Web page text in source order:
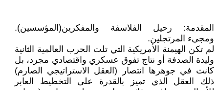
المقدمة: رحيل الفلاسفة والمفكرين(المؤسسين).
ومجيء المرتجلين.
لم تكن الهيمنة الأمريكية التي تلت الحرب العالمية الثانية
وليدة الصدفة أو نتاج تفوق عسكري واقتصادي مجرد، بل
كانت في جوهرها انتصار (العقل الاستراتيجي الصارم)
ذلك العقل الذي تميز بالقدرة على التخطيط العابر